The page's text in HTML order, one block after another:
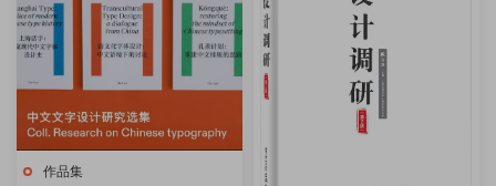
作品集